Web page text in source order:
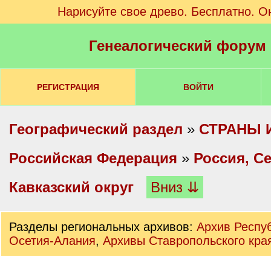
Нарисуйте свое древо. Бесплатно.
Генеалогический
РЕГИСТРАЦИЯ ВОЙТИ
Географический раздел » СТРАНЫ
Российская Федерация » Россия,
Кавказский округ
Вниз ⇊
Разделы региональных архивов: Архив
Осетия-Алания, Архивы Ставропольского